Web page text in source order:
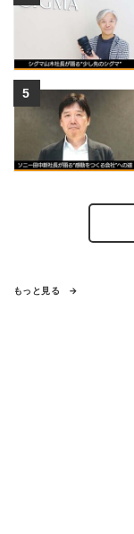
もっと見る